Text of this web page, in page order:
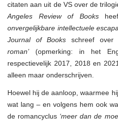
citaten aan uit de VS over de
Angeles Review of Books
onvergelijkbare intellectuele
Journal of Books schreef over
roman’(opmerking: in het
respectievelijk 2017, 2018 en
alleen maar onderschrijven.
Hoewel hij de aanloop, waarmee
wat lang – en volgens hem ook
de romancyclus ‘meer dan de